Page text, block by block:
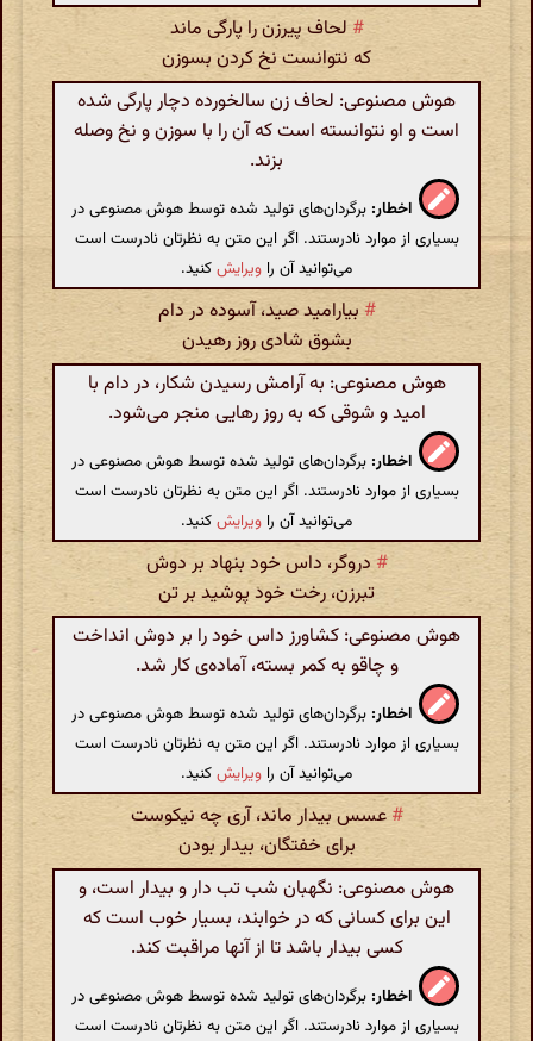
#لحاف پیرزن را پارگی ماند
که نتوانست نخ کردن بسوزن
هوش مصنوعی: لحاف زن سالخورده دچار پارگی شده
است و او نتوانسته است که آن را با سوزن و نخ وصله
بزند.
اخطار: برگردان‌های تولید شده توسط هوش مصنوعی در
بسیاری از موارد نادرستند. اگر این متن به نظرتان نادرست است
می‌توانید آن را ویرایشکنید.
# بیارامید صید، آسوده در دام
بشوق شادی روز رهیدن
هوش مصنوعی: به آرامش رسیدن شکار، در دام با
امید و شوقی که به روز رهایی منجر می‌شود.
اخطار: برگردان‌های تولید شده توسط هوش مصنوعی در
بسیاری از موارد نادرستند. اگر این متن به نظرتان نادرست است
می‌توانید آن را ویرایشکنید.
#دروگر، داس خود بنهاد بر دوش
تبرزن، رخت خود پوشید بر تن
هوش مصنوعی: کشاورز داس خود را بر دوش انداخت
و چاقو به کمر بسته، آماده‌ی کار شد.
اخطار: برگردان‌های تولید شده توسط هوش مصنوعی در
بسیاری از موارد نادرستند. اگر این متن به نظرتان نادرست است
می‌توانید آن را ویرایشکنید.
# عسس بیدار ماند، آری چه نیکوست
برای خفتگان، بیدار بودن
هوش مصنوعی: نگهبان شب تب دار و بیدار است، و
این برای کسانی که در خوابند، بسیار خوب است که
کسی بیدار باشد تا از آنها مراقبت کند.
اخطار: برگردان‌های تولید شده توسط هوش مصنوعی در
بسیاری از موارد نادرستند. اگر این متن به نظرتان نادرست است